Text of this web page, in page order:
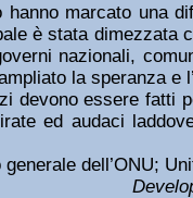
marcato una
è stata dimezzata
nazionali,
la speranza e
devono essere fatti
ed audaci
dell’ONU;